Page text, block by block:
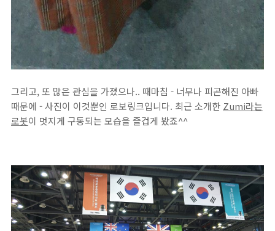
그리고, 또 많은 관심을 가졌으나.. 때마침 - 너무나 피곤해진 아빠
때문에 - 사진이 이것뿐인 로보링크입니다. 최근 소개한 Zumi라는
로봇이 멋지게 구동되는 모습을 즐겁게 봤죠^^